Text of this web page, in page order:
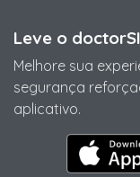
Leve o
Melhore sua
segurança
aplicativo.